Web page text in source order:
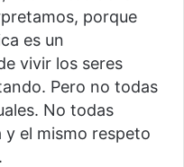
porque
es un
vivir los seres
Pero no todas
No todas
y el mismo respeto